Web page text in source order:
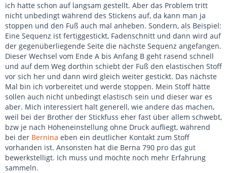
ich hatte schon auf langsam gestellt. Aber das Problem tritt
nicht unbedingt während des Stickens auf, da kann man ja
stoppen und den Fuß auch mal anheben. Sondern, als Beispiel:
Eine Sequenz ist fertiggestickt, Fadenschnitt und dann wird auf
der gegenüberliegende Seite die nächste Sequenz angefangen.
Dieser Wechsel vom Ende A bis Anfang B geht rasend schnell
und auf dem Weg dorthin schiebt der Fuß den elastischen Stoff
vor sich her und dann wird gleich weiter gestickt. Das nächste
Mal bin ich vorbereitet und werde stoppen. Mein Stoff hätte
sollen auch nicht unbedingt elastisch sein und dieser war es
aber. Mich interessiert halt generell, wie andere das machen,
weil bei der Brother der Stickfuss eher fast über allem schwebt,
bzw je nach Höheneinstellung ohne Druck aufliegt, während
bei der Bernina eben ein deutlicher Kontakt zum Stoff
vorhanden ist. Ansonsten hat die Berna 790 pro das gut
bewerkstelligt. Ich muss und möchte noch mehr Erfahrung
sammeln.